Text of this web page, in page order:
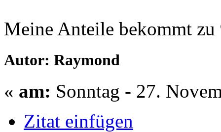
Meine Anteile bekommt
Autor: Raymond
« am: Sonntag - 27.
Zitat einfügen